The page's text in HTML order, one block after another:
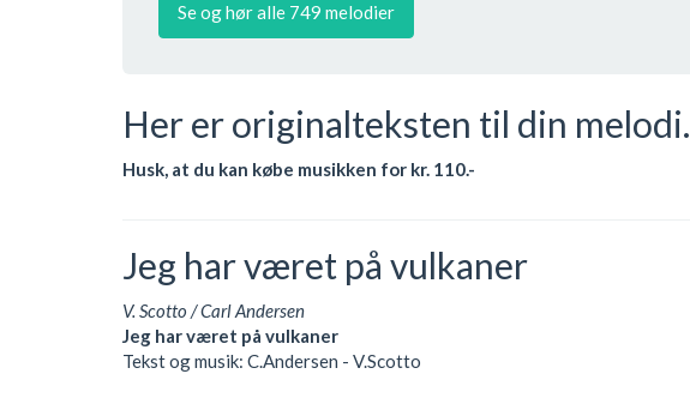
Se og hør alle 749 melodier
Her er originalteksten til din melodi.
Husk, at du kan købe musikken for kr. 110.-
Jeg har været på vulkaner
V. Scotto / Carl Andersen
Jeg har været på vulkaner
Tekst og musik: C.Andersen - V.Scotto